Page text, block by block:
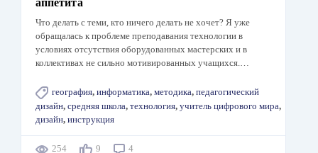
аппетита
Что делать с теми, кто ничего делать не хочет? Я уже
обращалась к проблеме преподавания технологии в
условиях отсутствия оборудованных мастерских и в
коллективах не сильно мотивированных учащихся.…
география, информатика, методика, педагогический
дизайн, средняя школа, технология, учитель цифрового мира,
дизайн, инструкция
254 9 4